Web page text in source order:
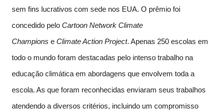
sem fins lucrativos com sede nos EUA. O prêmio foi
concedido pelo Cartoon Network Climate
Champions e Climate Action Project. Apenas 250 escolas em
todo o mundo foram destacadas pelo intenso trabalho na
educação climática em abordagens que envolvem toda a
escola. As que foram reconhecidas enviaram seus trabalhos
atendendo a diversos critérios, incluindo um compromisso